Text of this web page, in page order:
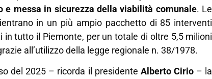
e messa in sicurezza della viabilità comunale. Le
in un più ampio pacchetto di 85 interventi
in tutto il Piemonte, per un totale di oltre 5,5 milioni
all’utilizzo della legge regionale n. 38/1978.
del 2025 – ricorda il presidente Alberto Cirio – la